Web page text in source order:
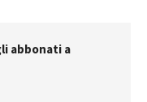
abbonati a